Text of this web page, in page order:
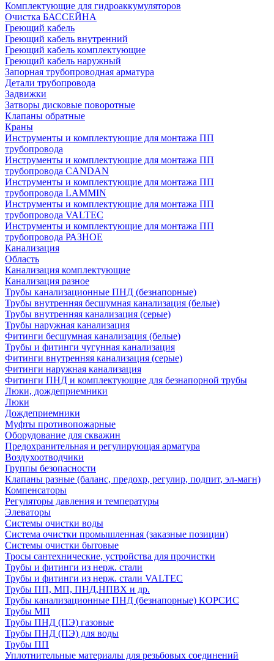
Комплектующие для гидроаккумуляторов
Очистка БАССЕЙНА
Греющий кабель
Греющий кабель внутренний
Греющий кабель комплектующие
Греющий кабель наружный
Запорная трубопроводная арматура
Детали трубопровода
Задвижки
Затворы дисковые поворотные
Клапаны обратные
Краны
Инструменты и комплектующие для монтажа ПП
трубопровода
Инструменты и комплектующие для монтажа ПП
трубопровода CANDAN
Инструменты и комплектующие для монтажа ПП
трубопровода LAMMIN
Инструменты и комплектующие для монтажа ПП
трубопровода VALTEC
Инструменты и комплектующие для монтажа ПП
трубопровода РАЗНОЕ
Канализация
Область
Канализация комплектующие
Канализация разное
Трубы канализационные ПНД (безнапорные)
Трубы внутренняя бесшумная канализация (белые)
Трубы внутренняя канализация (серые)
Трубы наружная канализация
Фитинги бесшумная канализация (белые)
Трубы и фитинги чугунная канализация
Фитинги внутренняя канализация (серые)
Фитинги наружная канализация
Фитинги ПНД и комплектующие для безнапорной трубы
Люки, дождеприемники
Люки
Дождеприемники
Муфты противопожарные
Оборудование для скважин
Предохранительная и регулирующая арматура
Воздухоотводчики
Группы безопасности
Клапаны разные (баланс, предохр, регулир, подпит, эл-магн)
Компенсаторы
Регуляторы давления и температуры
Элеваторы
Системы очистки воды
Система очистки промышленная (заказные позиции)
Системы очистки бытовые
Тросы сантехнические, устройства для прочистки
Трубы и фитинги из нерж. стали
Трубы и фитинги из нерж. стали VALTEC
Трубы ПП, МП, ПНД,НПВХ и др.
Трубы канализационные ПНД (безнапорные) КОРСИС
Трубы МП
Трубы ПНД (ПЭ) газовые
Трубы ПНД (ПЭ) для воды
Трубы ПП
Уплотнительные материалы для резьбовых соединений